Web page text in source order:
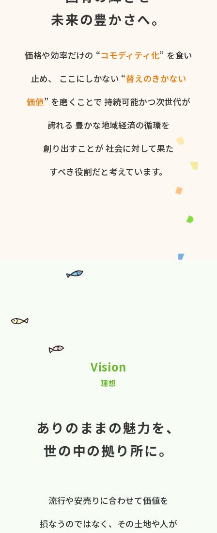
未来の豊かさへ。
価格や​効率だけの​ “コモディティ化” を​食い​
止め、
ここに​しかない​ “替えの​きかない​
価値” を​磨く​ことで 持続可能かつ次世代が​
誇れる 豊かな​地域経済の​循環を​
創り出すことが 社会に​対して​果た​
すべき役割だと​考えています。​
Vision
理想
ありのままの魅力を、
世の中の拠り所に。
流行や​安売りに​合わせて​価値を​
損なうのではなく、 ​その​土地や​人が​